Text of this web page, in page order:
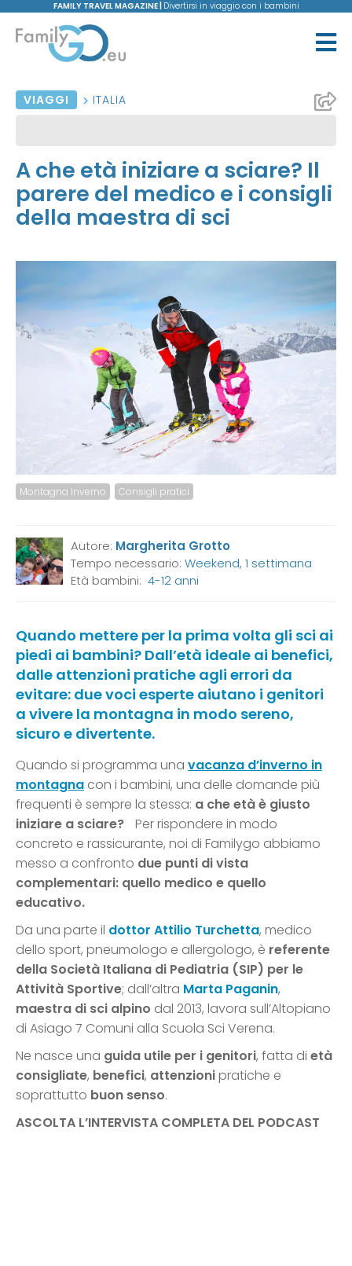
FAMILY TRAVEL MAGAZINE | Divertirsi in viaggio con i bambini
VIAGGI ITALIA
A che età iniziare a sciare? Il
parere del medico e i consigli
della maestra di sci
Montagna Inverno Consigli pratici
Autore: Margherita Grotto
Tempo necessario: Weekend, 1 settimana
Età bambini: 4-12 anni
Quando mettere per la prima volta gli sci ai
piedi ai bambini? Dall’età ideale ai benefici,
dalle attenzioni pratiche agli errori da
evitare: due voci esperte aiutano i genitori
a vivere la montagna in modo sereno,
sicuro e divertente.
Quando si programma una vacanza d’inverno in
montagna con i bambini, una delle domande più
frequenti è sempre la stessa: a che età è giusto
iniziare a sciare? Per rispondere in modo
concreto e rassicurante, noi di Familygo abbiamo
messo a confronto due punti di vista
complementari: quello medico e quello
educativo.
Da una parte il dottor Attilio Turchetta, medico
dello sport, pneumologo e allergologo, è referente
della Società Italiana di Pediatria (SIP) per le
Attività Sportive; dall’altra Marta Paganin,
maestra di sci alpino dal 2013, lavora sull’Altopiano
di Asiago 7 Comuni alla Scuola Sci Verena.
Ne nasce una guida utile per i genitori, fatta di età
consigliate, benefici, attenzionipratiche e
soprattutto buon senso.
ASCOLTA L’INTERVISTA COMPLETA DEL PODCAST